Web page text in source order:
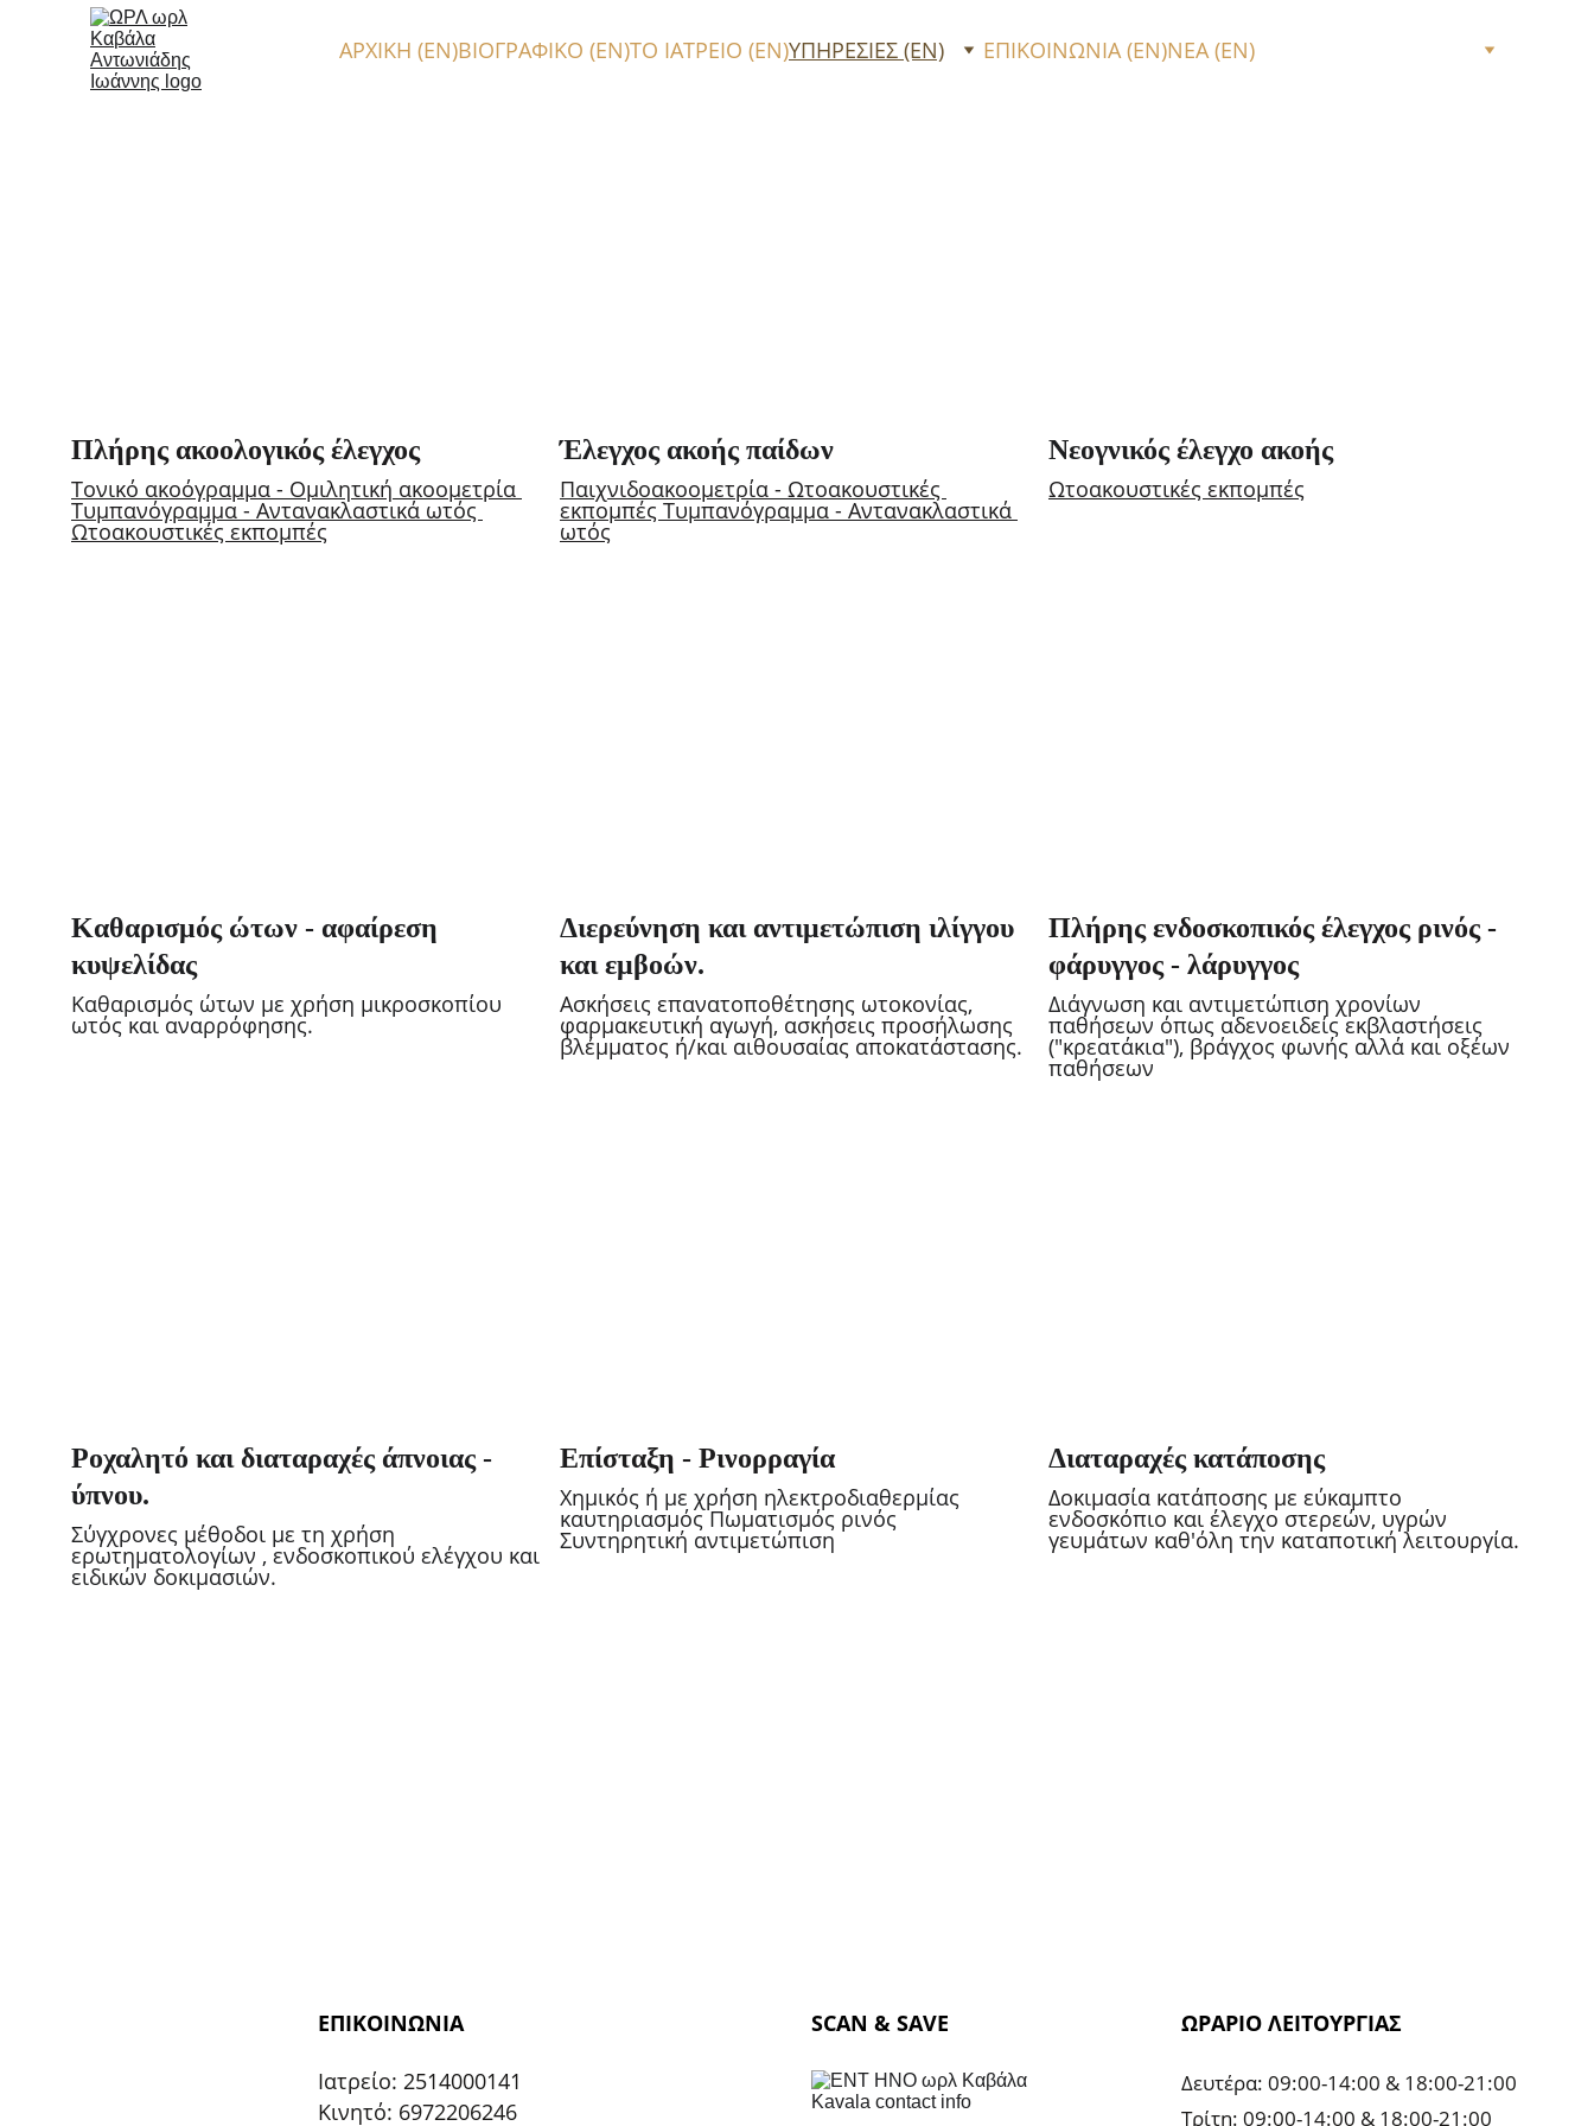
ΑΡΧΙΚΗ (EN)ΒΙΟΓΡΑΦΙΚΟ (EN)ΤΟ ΙΑΤΡΕΙΟ (EN)ΥΠΗΡΕΣΙΕΣ (EN) ΕΠΙΚΟΙΝΩΝΙΑ (EN)ΝΕΑ (EN)
Πλήρης ακοολογικός έλεγχος
Τονικό ακοόγραμμα - Ομιλητική ακοομετρία
Τυμπανόγραμμα - Αντανακλαστικά ωτός
Ωτοακουστικές εκπομπές
Έλεγχος ακοής παίδων
Παιχνιδοακοομετρία - Ωτοακουστικές
εκπομπές Τυμπανόγραμμα - Αντανακλαστικά
ωτός
Νεογνικός έλεγχο ακοής
Ωτοακουστικές εκπομπές
Καθαρισμός ώτων - αφαίρεση
κυψελίδας
Καθαρισμός ώτων με χρήση μικροσκοπίου
ωτός και αναρρόφησης.
Διερεύνηση και αντιμετώπιση ιλίγγου
και εμβοών.
Ασκήσεις επανατοποθέτησης ωτοκονίας,
φαρμακευτική αγωγή, ασκήσεις προσήλωσης
βλέμματος ή/και αιθουσαίας αποκατάστασης.
Πλήρης ενδοσκοπικός έλεγχος ρινός -
φάρυγγος - λάρυγγος
Διάγνωση και αντιμετώπιση χρονίων
παθήσεων όπως αδενοειδείς εκβλαστήσεις
("κρεατάκια"), βράγχος φωνής αλλά και οξέων
παθήσεων
Ροχαλητό και διαταραχές άπνοιας -
ύπνου.
Σύγχρονες μέθοδοι με τη χρήση
ερωτηματολογίων , ενδοσκοπικού ελέγχου και
ειδικών δοκιμασιών.
Επίσταξη - Ρινορραγία
Χημικός ή με χρήση ηλεκτροδιαθερμίας
καυτηριασμός Πωματισμός ρινός
Συντηρητική αντιμετώπιση
Διαταραχές κατάποσης
Δοκιμασία κατάποσης με εύκαμπτο
ενδοσκόπιο και έλεγχο στερεών, υγρών
γευμάτων καθ'όλη την καταποτική λειτουργία.
ΕΠΙΚΟΙΝΩΝΙΑ
Ιατρείο: 2514000141
Κινητό: 6972206246
SCAN & SAVE ΩΡΑΡΙΟ ΛΕΙΤΟΥΡΓΙΑΣ
Δευτέρα: 09:00-14:00 & 18:00-21:00
Τρίτη: 09:00-14:00 & 18:00-21:00